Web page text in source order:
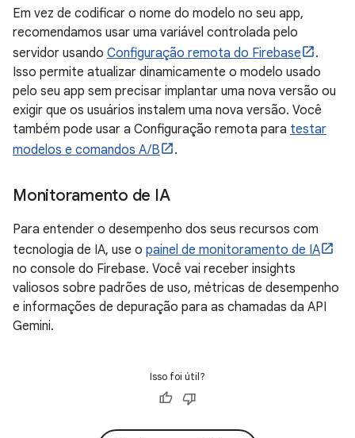
Em vez de codificar o nome do modelo no seu app,
recomendamos usar uma variável controlada pelo
servidor usando Configuração remota do Firebase
.
Isso permite atualizar dinamicamente o modelo usado
pelo seu app sem precisar implantar uma nova versão ou
exigir que os usuários instalem uma nova versão. Você
também pode usar a Configuração remota para testar
modelos e comandos A/B
.
Monitoramento de IA
Para entender o desempenho dos seus recursos com
tecnologia de IA, use o painel de monitoramento de IA
no console do Firebase. Você vai receber insights
valiosos sobre padrões de uso, métricas de desempenho
e informações de depuração para as chamadas da API
Gemini.
Isso foi útil?